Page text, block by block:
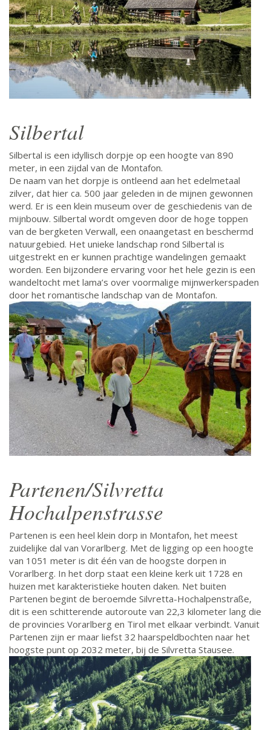
Silbertal
Silbertal is een idyllisch dorpje op een hoogte van 890
meter, in een zijdal van de Montafon.
De naam van het dorpje is ontleend aan het edelmetaal
zilver, dat hier ca. 500 jaar geleden in de mijnen gewonnen
werd. Er is een klein museum over de geschiedenis van de
mijnbouw. Silbertal wordt omgeven door de hoge toppen
van de bergketen Verwall, een onaangetast en beschermd
natuurgebied. Het unieke landschap rond Silbertal is
uitgestrekt en er kunnen prachtige wandelingen gemaakt
worden. Een bijzondere ervaring voor het hele gezin is een
wandeltocht met lama’s over voormalige mijnwerkerspaden
door het romantische landschap van de Montafon.
Partenen/Silvretta
Hochalpenstrasse
Partenen is een heel klein dorp in Montafon, het meest
zuidelijke dal van Vorarlberg. Met de ligging op een hoogte
van 1051 meter is dit één van de hoogste dorpen in
Vorarlberg. In het dorp staat een kleine kerk uit 1728 en
huizen met karakteristieke houten daken. Net buiten
Partenen begint de beroemde Silvretta-Hochalpenstraße,
dit is een schitterende autoroute van 22,3 kilometer lang die
de provincies Vorarlberg en Tirol met elkaar verbindt. Vanuit
Partenen zijn er maar liefst 32 haarspeldbochten naar het
hoogste punt op 2032 meter, bij de Silvretta Stausee.